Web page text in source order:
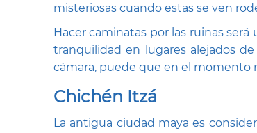
misteriosas cuando estas se ven
Hacer caminatas por las ruinas
tranquilidad en lugares alejados
cámara, puede que en el momento
Chichén Itzá
La antigua ciudad maya es